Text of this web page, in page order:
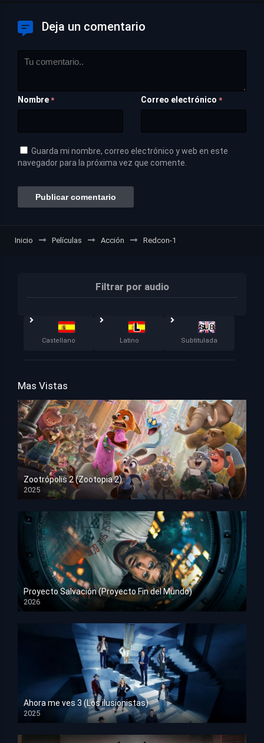
Deja un comentario
Nombre * Correo electrónico *
Guarda mi nombre, correo electrónico y web en este
navegador para la próxima vez que comente.
Inicio Películas Acción Redcon-1
Filtrar por audio
Castellano Latino Subtitulada
Mas Vistas
Zootrópolis 2 (Zootopia 2)
2025
HD 1080p
Proyecto Salvación (Proyecto Fin del Mundo)
2026
HD 1080p
Ahora me ves 3 (Los ilusionistas)
2025
HD 1080p